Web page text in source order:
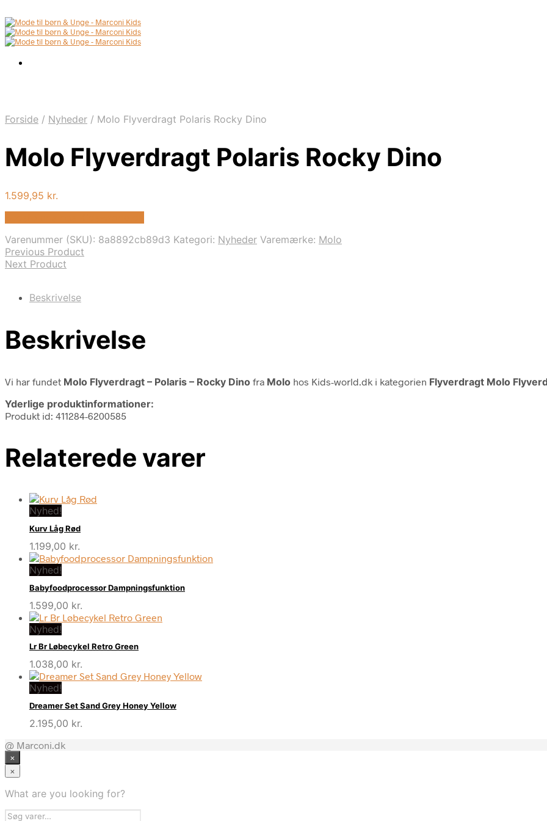
Forside / Nyheder / Molo Flyverdragt Polaris Rocky Dino
Molo Flyverdragt Polaris Rocky Dino
1.599,95 kr.
Varenummer (SKU): 8a8892cb89d3 Kategori: Nyheder Varemærke: Molo
Previous Product
Next Product
Beskrivelse
Beskrivelse
Vi har fundet Molo Flyverdragt – Polaris – Rocky Dino fra Molo hos Kids-world.dk i kategorien Flyverdragt Molo
Yderlige produktinformationer:
Produkt id: 411284-6200585
Relaterede varer
Nyhed!
Kurv Låg Rød
1.199,00 kr.
Nyhed!
Babyfoodprocessor Dampningsfunktion
1.599,00 kr.
Nyhed!
Lr Br Løbecykel Retro Green
1.038,00 kr.
Nyhed!
Dreamer Set Sand Grey Honey Yellow
2.195,00 kr.
@ Marconi.dk
×
×
What are you looking for?